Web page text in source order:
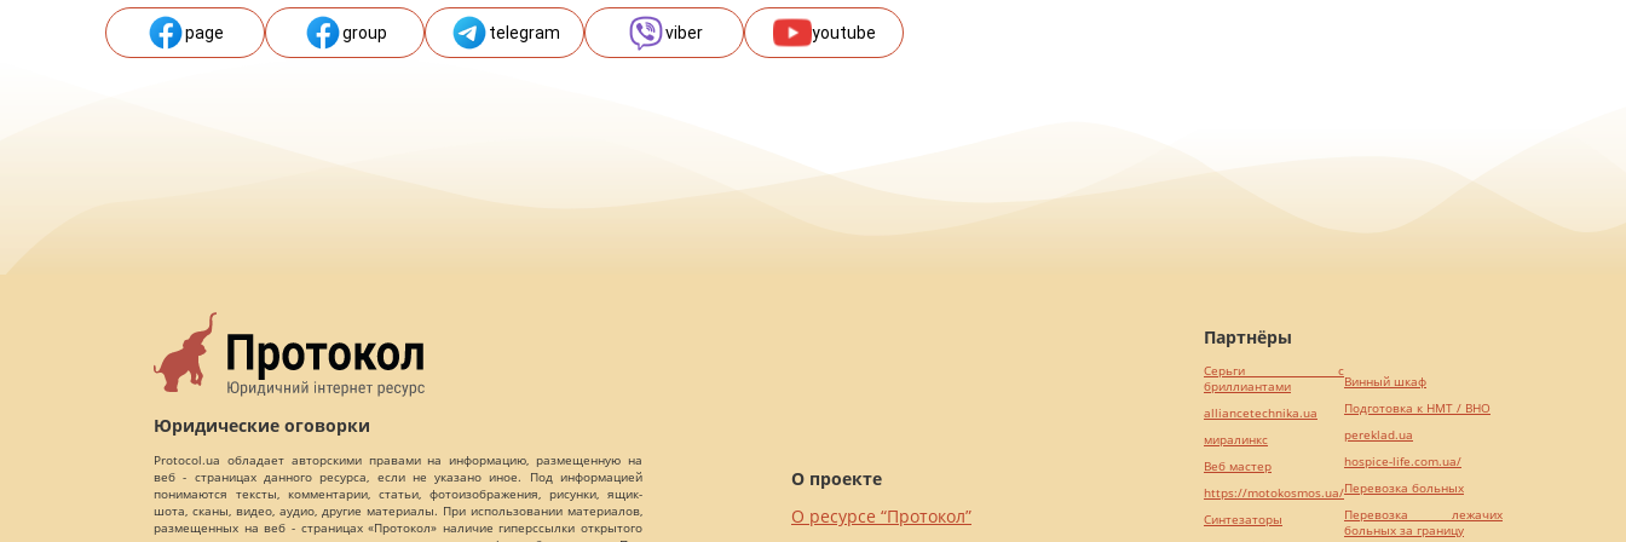
page group telegram viber youtube
Юридические оговорки
Protocol.ua обладает авторскими правами на информацию, размещенную на
веб - страницах данного ресурса, если не указано иное. Под информацией
понимаются тексты, комментарии, статьи, фотоизображения, рисунки, ящик-
шота, сканы, видео, аудио, другие материалы. При использовании материалов,
размещенных на веб - страницах «Протокол» наличие гиперссылки открытого
О проекте
О ресурсе “Протокол”
Партнёры
Серьги с
бриллиантами
alliancetechnika.ua
миралинкс
Веб мастер
https://motokosmos.ua/
Синтезаторы
Винный шкаф
Подготовка к НМТ / ВНО
pereklad.ua
hospice-life.com.ua/
Перевозка больных
Перевозка лежачих
больных за границу